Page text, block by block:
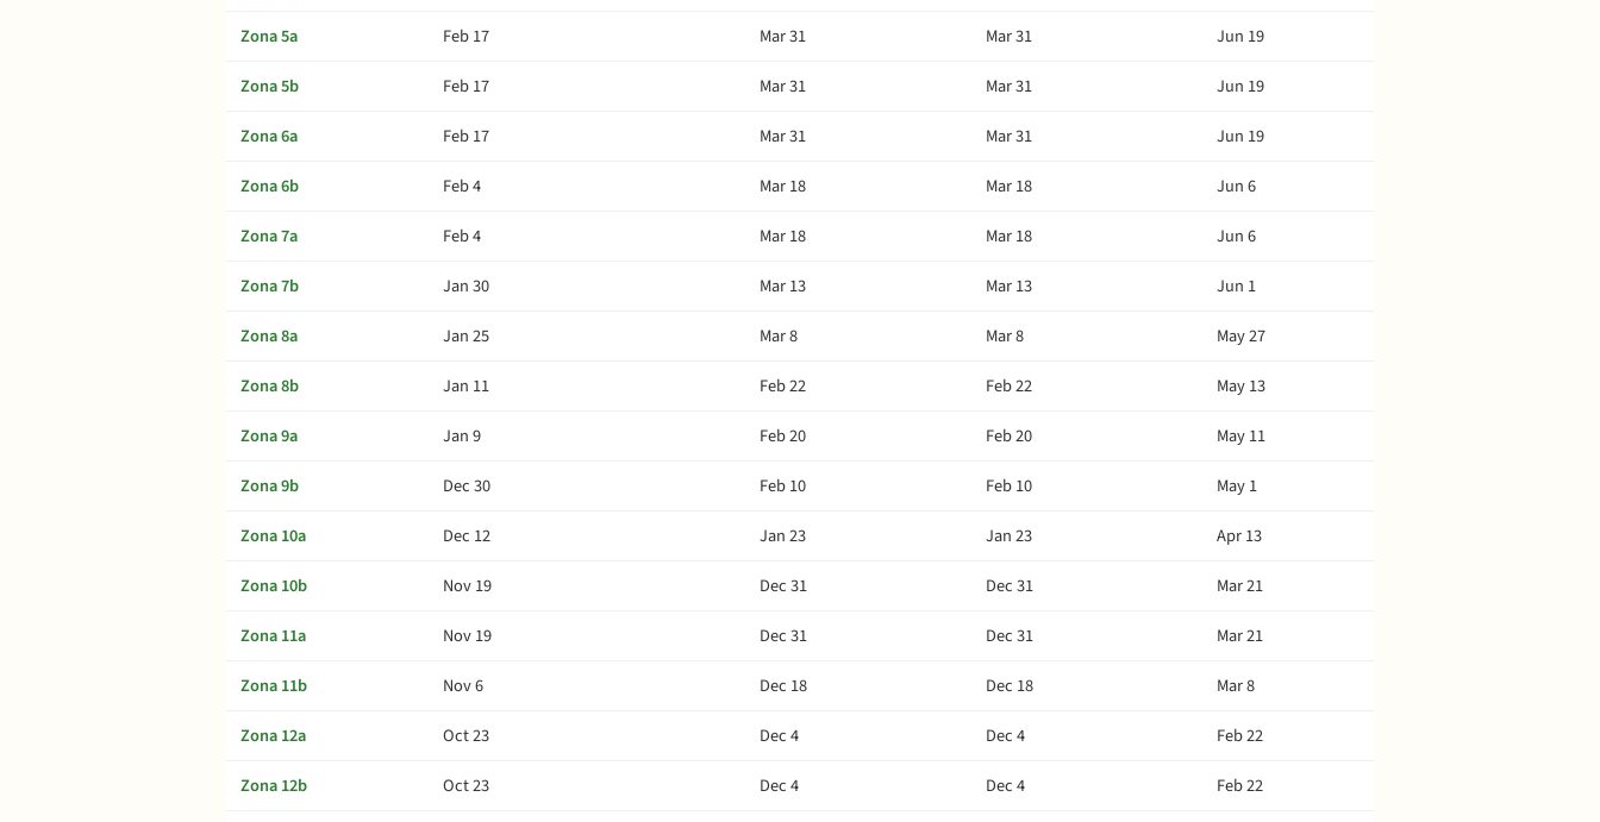
Zona 5a
Feb 17 Mar 31 Mar 31
Jun 19
Zona 5b
Feb 17 Mar 31 Mar 31
Jun 19
Zona 6a
Feb 17 Mar 31 Mar 31
Jun 19
Zona 6b
Feb 4 Mar 18 Mar 18
Jun 6
Zona 7a
Feb 4 Mar 18 Mar 18
Jun 6
Zona 7b
Jan 30 Mar 13 Mar 13
Jun 1
Zona 8a
Jan 25 Mar 8 Mar 8
May 27
Zona 8b
Jan 11 Feb 22 Feb 22
May 13
Zona 9a
Jan 9 Feb 20 Feb 20
May 11
Zona 9b
Dec 30 Feb 10 Feb 10
May 1
Zona 10a
Dec 12 Jan 23 Jan 23
Apr 13
Zona 10b
Nov 19 Dec 31 Dec 31
Mar 21
Zona 11a
Nov 19 Dec 31 Dec 31
Mar 21
Zona 11b
Nov 6 Dec 18 Dec 18
Mar 8
Zona 12a
Oct 23 Dec 4 Dec 4
Feb 22
Zona 12b
Oct 23 Dec 4 Dec 4
Feb 22